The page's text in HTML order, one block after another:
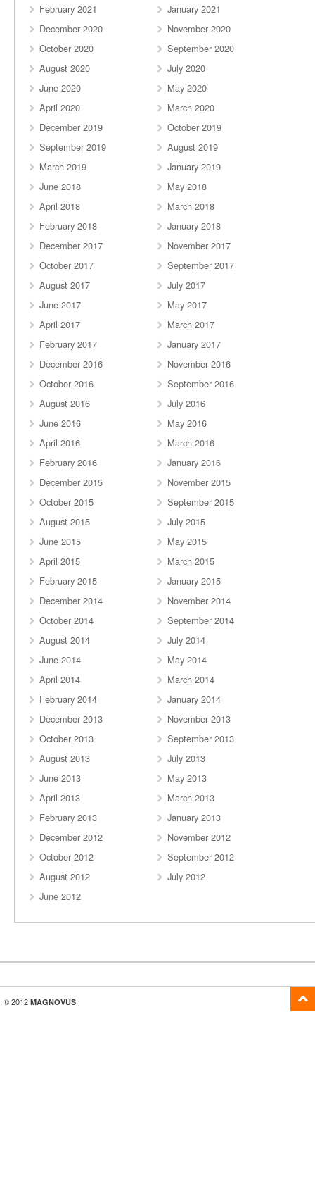
February 2021
January 2021
December 2020
November 2020
October 2020
September 2020
August 2020
July 2020
June 2020
May 2020
April 2020
March 2020
December 2019
October 2019
September 2019
August 2019
March 2019
January 2019
June 2018
May 2018
April 2018
March 2018
February 2018
January 2018
December 2017
November 2017
October 2017
September 2017
August 2017
July 2017
June 2017
May 2017
April 2017
March 2017
February 2017
January 2017
December 2016
November 2016
October 2016
September 2016
August 2016
July 2016
June 2016
May 2016
April 2016
March 2016
February 2016
January 2016
December 2015
November 2015
October 2015
September 2015
August 2015
July 2015
June 2015
May 2015
April 2015
March 2015
February 2015
January 2015
December 2014
November 2014
October 2014
September 2014
August 2014
July 2014
June 2014
May 2014
April 2014
March 2014
February 2014
January 2014
December 2013
November 2013
October 2013
September 2013
August 2013
July 2013
June 2013
May 2013
April 2013
March 2013
February 2013
January 2013
December 2012
November 2012
October 2012
September 2012
August 2012
July 2012
June 2012
© 2012 MAGNOVUS